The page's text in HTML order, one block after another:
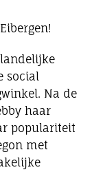
landelijke
social
Na de
haar
populariteit
met